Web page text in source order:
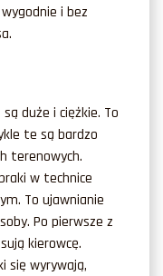
i bez
duże i ciężkie. To
te są bardzo
terenowych.
w technice
To ujawnianie
Po pierwsze z
kierowcę.
się wyrywają,